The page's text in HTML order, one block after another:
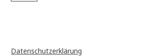
Datenschutzerklärung